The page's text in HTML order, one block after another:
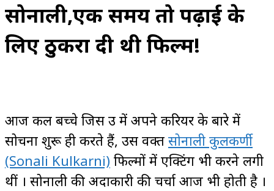
सोनाली,एक समय तो पढ़ाई के
लिए ठुकरा दी थी फिल्म!
आज कल बच्चे जिस उम्र में अपने करियर के बारे में
सोचना शुरू ही करते हैं, उस वक्त सोनाली कुलकर्णी
(Sonali Kulkarni) फिल्मों में एक्टिंग भी करने लगी
थीं । सोनाली की अदाकारी की चर्चा आज भी होती है ।